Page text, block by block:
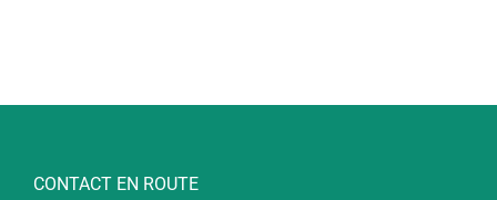
CONTACT EN ROUTE